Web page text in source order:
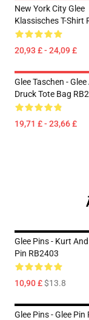
New York City Glee
Klassisches T-Shirt
20,93 £ - 24,09 £
Glee Taschen - Glee
Druck Tote Bag
19,71 £ - 23,66 £
Glee Pins - Kurt
Pin RB2403
10,90 £$13.8
Glee Pins - Glee Pin